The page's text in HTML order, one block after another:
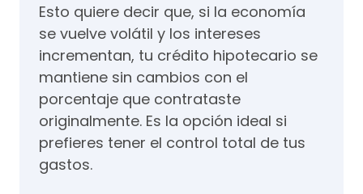
Esto quiere decir que, si la economía
se vuelve volátil y los intereses
incrementan, tu crédito hipotecario se
mantiene sin cambios con el
porcentaje que contrataste
originalmente. Es la opción ideal si
prefieres tener el control total de tus
gastos.